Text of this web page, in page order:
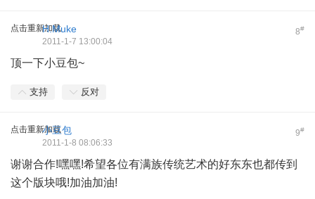
点击重新加载 8#
H.Muke
2011-1-7 13:00:04
顶一下小豆包~
支持 反对
点击重新加载 9#
小豆包
2011-1-8 08:06:33
谢谢合作!嘿嘿!希望各位有满族传统艺术的好东东也都传到
这个版块哦!加油加油!